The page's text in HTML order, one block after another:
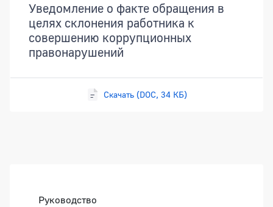
Уведомление о факте обращения в
целях склонения работника к
совершению коррупционных
правонарушений
Скачать (DOC, 34 КБ)
Руководство